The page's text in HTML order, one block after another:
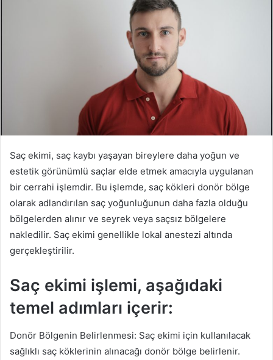
Saç ekimi, saç kaybı yaşayan bireylere daha yoğun ve
estetik görünümlü saçlar elde etmek amacıyla uygulanan
bir cerrahi işlemdir. Bu işlemde, saç kökleri donör bölge
olarak adlandırılan saç yoğunluğunun daha fazla olduğu
bölgelerden alınır ve seyrek veya saçsız bölgelere
nakledilir. Saç ekimi genellikle lokal anestezi altında
gerçekleştirilir.
Saç ekimi işlemi, aşağıdaki
temel adımları içerir:
Donör Bölgenin Belirlenmesi: Saç ekimi için kullanılacak
sağlıklı saç köklerinin alınacağı donör bölge belirlenir.